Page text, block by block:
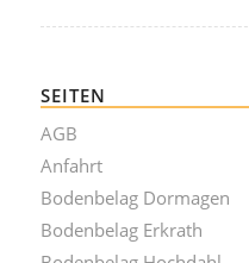
SEITEN
AGB
Anfahrt
Bodenbelag Dormagen
Bodenbelag Erkrath